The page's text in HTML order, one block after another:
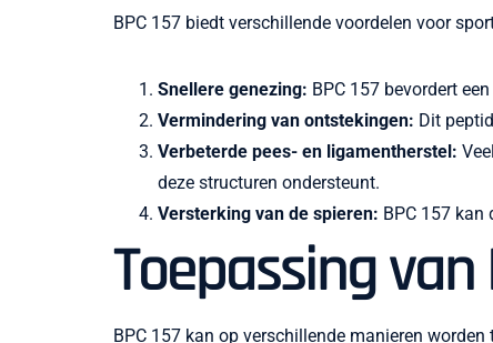
BPC 157 biedt verschillende voordelen voor
Snellere genezing: BPC 157 bevordert
Vermindering van ontstekingen: Dit
Verbeterde pees- en ligamentherstel:
deze structuren ondersteunt.
Versterking van de spieren: BPC 157 kan
Toepassing van
BPC 157 kan op verschillende manieren